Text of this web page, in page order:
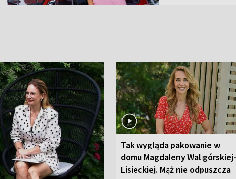
Tak wygląda pakowanie w
domu Magdaleny Waligórskiej-
Lisieckiej. Mąż nie odpuszcza